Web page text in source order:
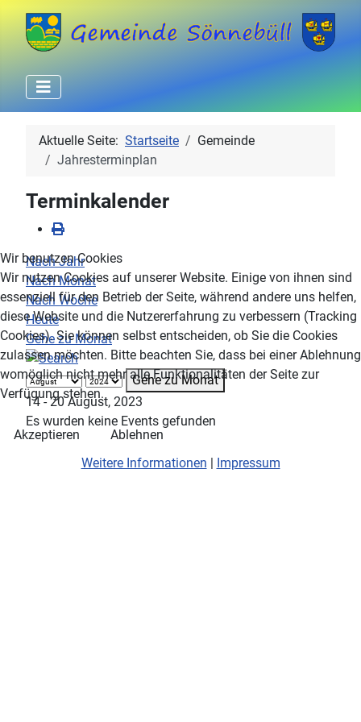
Aktuelle Seite: Startseite
Gemeinde
Jahresterminplan
Terminkalender
Nach Jahr
Nach Monat
Nach Woche
Heute
Gehe zu Monat
Gehe zu Monat
14 - 20 August, 2023
Es wurden keine Events gefunden
Wir benutzen Cookies
Wir nutzen Cookies auf unserer Website. Einige von ihnen sind
essenziell für den Betrieb der Seite, während andere uns helfen,
diese Website und die Nutzererfahrung zu verbessern (Tracking
Cookies). Sie können selbst entscheiden, ob Sie die Cookies
zulassen möchten. Bitte beachten Sie, dass bei einer Ablehnung
womöglich nicht mehr alle Funktionalitäten der Seite zur
Verfügung stehen.
Akzeptieren
Ablehnen
Weitere Informationen | Impressum